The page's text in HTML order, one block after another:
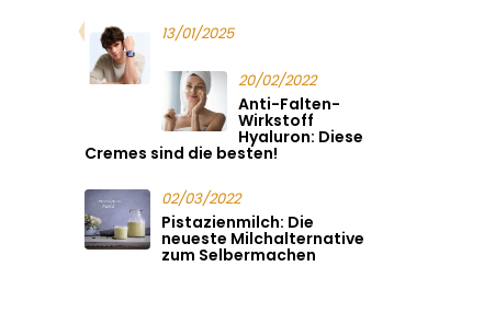
13/01/2025
20/02/2022
Anti-Falten-
Wirkstoff
Hyaluron: Diese
Cremes sind die besten!
02/03/2022
Pistazienmilch: Die
neueste Milchalternative
zum Selbermachen